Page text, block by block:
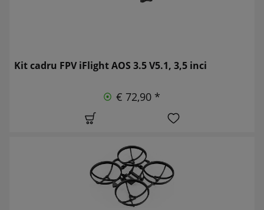
Kit cadru FPV iFlight AOS 3.5 V5.1, 3,5 inci
€ 72,90 *